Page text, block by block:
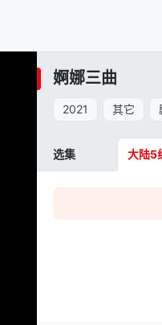
我的观影记录
婀娜三曲
2021 其它
选集 大陆5